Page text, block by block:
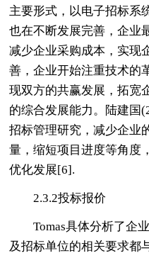
主要形式，以电子招标系
也在不断发展完善，企业
减少企业采购成本，实现
善，企业开始注重技术的
现双方的共赢发展，拓宽
的综合发展能力。陆建国
招标管理研究，减少企业
量，缩短项目进度等角度
优化发展[6].
2.3.2投标报价
Tomas具体分析了企
及招标单位的相关要求都